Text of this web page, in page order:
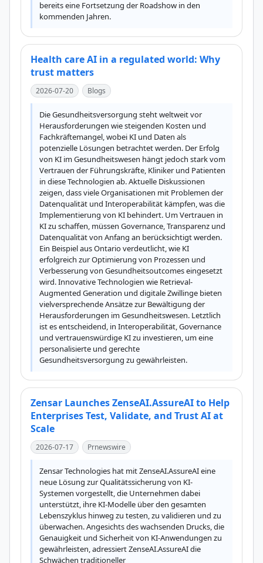
bereits eine Fortsetzung der Roadshow in den
kommenden Jahren.
Health care AI in a regulated world: Why
trust matters
2026-07-20 Blogs
Die Gesundheitsversorgung steht weltweit vor
Herausforderungen wie steigenden Kosten und
Fachkräftemangel, wobei KI und Daten als
potenzielle Lösungen betrachtet werden. Der Erfolg
von KI im Gesundheitswesen hängt jedoch stark vom
Vertrauen der Führungskräfte, Kliniker und Patienten
in diese Technologien ab. Aktuelle Diskussionen
zeigen, dass viele Organisationen mit Problemen der
Datenqualität und Interoperabilität kämpfen, was die
Implementierung von KI behindert. Um Vertrauen in
KI zu schaffen, müssen Governance, Transparenz und
Datenqualität von Anfang an berücksichtigt werden.
Ein Beispiel aus Ontario verdeutlicht, wie KI
erfolgreich zur Optimierung von Prozessen und
Verbesserung von Gesundheitsoutcomes eingesetzt
wird. Innovative Technologien wie Retrieval-
Augmented Generation und digitale Zwillinge bieten
vielversprechende Ansätze zur Bewältigung der
Herausforderungen im Gesundheitswesen. Letztlich
ist es entscheidend, in Interoperabilität, Governance
und vertrauenswürdige KI zu investieren, um eine
personalisierte und gerechte
Gesundheitsversorgung zu gewährleisten.
Zensar Launches ZenseAI.AssureAI to Help
Enterprises Test, Validate, and Trust AI at
Scale
2026-07-17 Prnewswire
Zensar Technologies hat mit ZenseAI.AssureAI eine
neue Lösung zur Qualitätssicherung von KI-
Systemen vorgestellt, die Unternehmen dabei
unterstützt, ihre KI-Modelle über den gesamten
Lebenszyklus hinweg zu testen, zu validieren und zu
überwachen. Angesichts des wachsenden Drucks, die
Genauigkeit und Sicherheit von KI-Anwendungen zu
gewährleisten, adressiert ZenseAI.AssureAI die
Schwächen traditioneller